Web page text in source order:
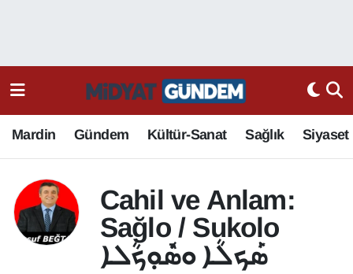
Mardin Gündem Kültür-Sanat Sağlık Siyaset
Cahil ve Anlam:
Sağlo / Sukolo
ܣܰܟܠܳܐ ܘܣܽܘܼܟܳܠܐ